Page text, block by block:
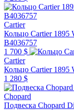
Cartier
Кольцо Cartier
B4036757
1 700 $
Cartier
Кольцо Cartier
1 280 $
Chopard
Подвеска Chopard